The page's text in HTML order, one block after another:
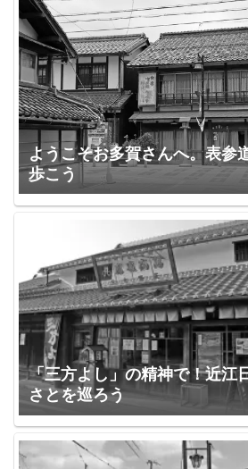
ようこそお多賀さんへ。表参
歩こう
「三方よし」の精神で！近江
さとを巡ろう